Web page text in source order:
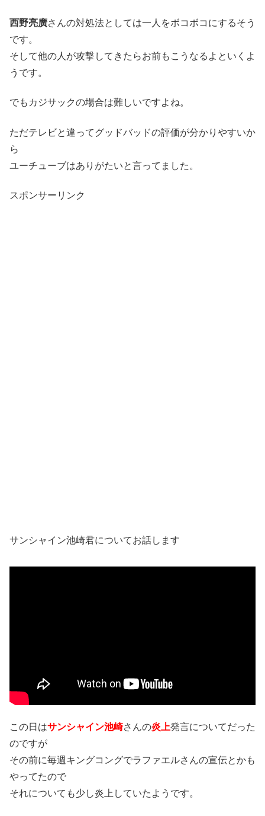
西野亮廣さんの対処法としては一人をボコボコにするそう
です。
そして他の人が攻撃してきたらお前もこうなるよといくよ
うです。
でもカジサックの場合は難しいですよね。
ただテレビと違ってグッドバッドの評価が分かりやすいか
ら
ユーチューブはありがたいと言ってました。
スポンサーリンク
サンシャイン池崎君についてお話します
この日はサンシャイン池崎さんの炎上発言についてだった
のですが
その前に毎週キングコングでラファエルさんの宣伝とかも
やってたので
それについても少し炎上していたようです。